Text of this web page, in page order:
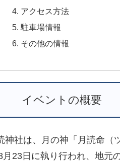
アクセス方法
駐車場情報
その他の情報
イベントの概要
社は、月の神「月読命（
23日に執り行われ、地元